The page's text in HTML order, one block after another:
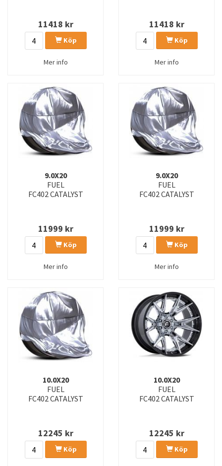
11418 kr
Köp
Mer info
11418 kr
Köp
Mer info
9.0X20
FUEL
FC402 CATALYST
11999 kr
Köp
Mer info
9.0X20
FUEL
FC402 CATALYST
11999 kr
Köp
Mer info
10.0X20
FUEL
FC402 CATALYST
12245 kr
Köp
10.0X20
FUEL
FC402 CATALYST
12245 kr
Köp